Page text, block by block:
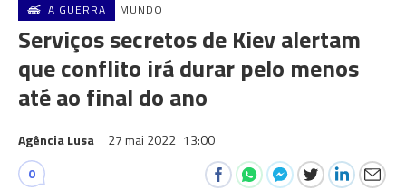
A GUERRA MUNDO
Serviços secretos de Kiev alertam
que conflito irá durar pelo menos
até ao final do ano
Agência Lusa 27 mai 2022 13:00
0